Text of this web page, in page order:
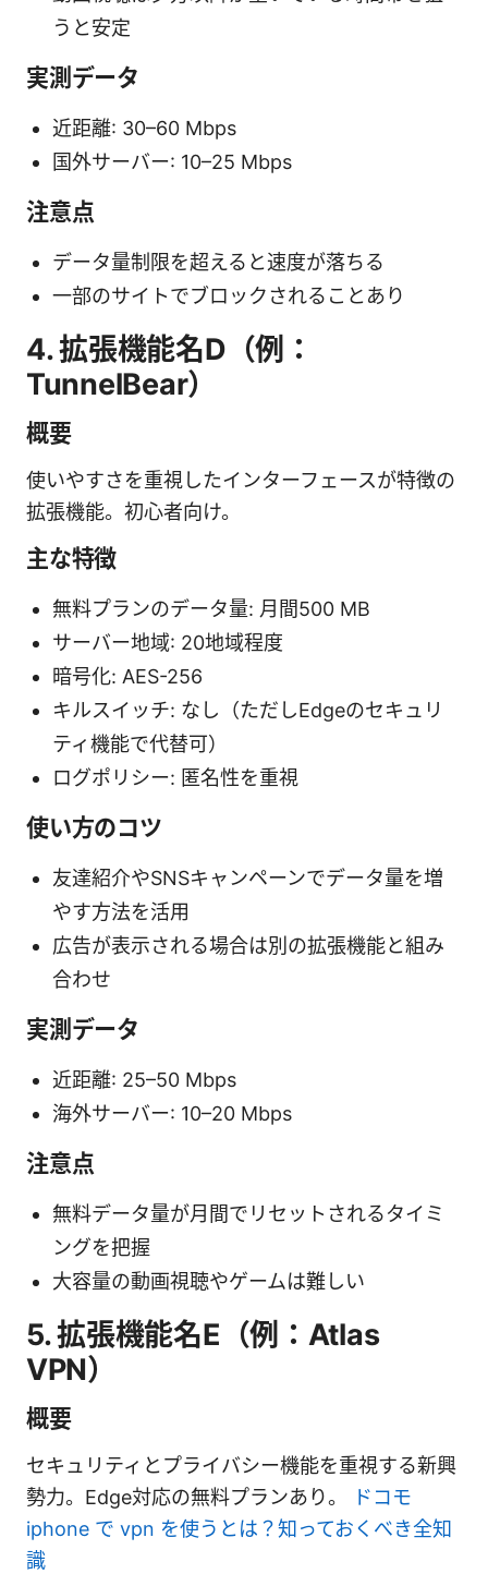
うと安定
実測データ
近距離: 30–60 Mbps
国外サーバー: 10–25 Mbps
注意点
データ量制限を超えると速度が落ちる
一部のサイトでブロックされることあり
4. 拡張機能名D（例：
TunnelBear）
概要
使いやすさを重視したインターフェースが特徴の
拡張機能。初心者向け。
主な特徴
無料プランのデータ量: 月間500 MB
サーバー地域: 20地域程度
暗号化: AES-256
キルスイッチ: なし（ただしEdgeのセキュリ
ティ機能で代替可）
ログポリシー: 匿名性を重視
使い方のコツ
友達紹介やSNSキャンペーンでデータ量を増
やす方法を活用
広告が表示される場合は別の拡張機能と組み
合わせ
実測データ
近距離: 25–50 Mbps
海外サーバー: 10–20 Mbps
注意点
無料データ量が月間でリセットされるタイミ
ングを把握
大容量の動画視聴やゲームは難しい
5. 拡張機能名E（例：Atlas
VPN）
概要
セキュリティとプライバシー機能を重視する新興
勢力。Edge対応の無料プランあり。
ドコモ
iphone で vpn を使うとは？知っておくべき全知
識